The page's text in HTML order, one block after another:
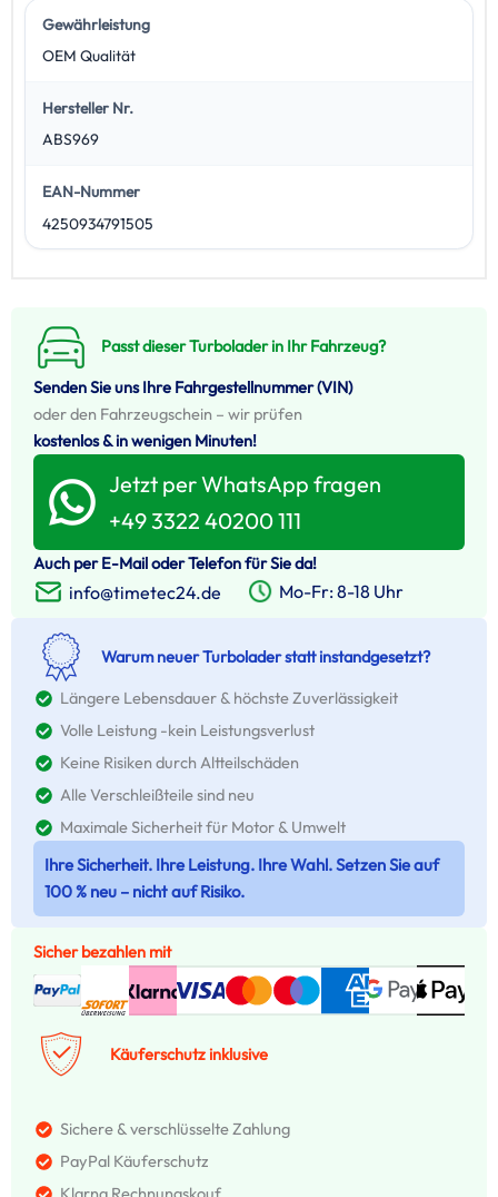
Gewährleistung
OEM Qualität
Hersteller Nr.
ABS969
EAN-Nummer
4250934791505
Passt dieser Turbolader in Ihr Fahrzeug?
Senden Sie uns Ihre Fahrgestellnummer (VIN)
oder den Fahrzeugschein – wir prüfen
kostenlos & in wenigen Minuten!
Jetzt per WhatsApp fragen
+49 3322 40200 111
Auch per E-Mail oder Telefon für Sie da!
info@timetec24.de Mo-Fr: 8-18 Uhr
Warum neuer Turbolader statt instandgesetzt?
Längere Lebensdauer & höchste Zuverlässigkeit
Volle Leistung -kein Leistungsverlust
Keine Risiken durch Altteilschäden
Alle Verschleißteile sind neu
Maximale Sicherheit für Motor & Umwelt
Ihre Sicherheit. Ihre Leistung. Ihre Wahl. Setzen Sie auf
100 % neu – nicht auf Risiko.
Sicher bezahlen mit
Käuferschutz inklusive
Sichere & verschlüsselte Zahlung
PayPal Käuferschutz